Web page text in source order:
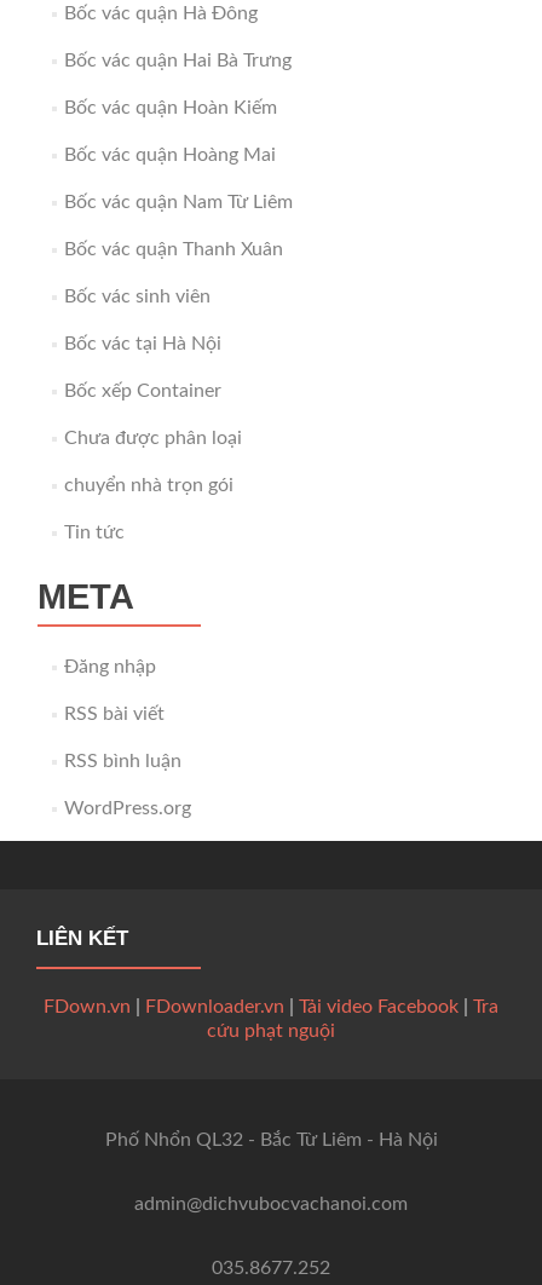
Bốc vác quận Hà Đông
Bốc vác quận Hai Bà Trưng
Bốc vác quận Hoàn Kiếm
Bốc vác quận Hoàng Mai
Bốc vác quận Nam Từ Liêm
Bốc vác quận Thanh Xuân
Bốc vác sinh viên
Bốc vác tại Hà Nội
Bốc xếp Container
Chưa được phân loại
chuyển nhà trọn gói
Tin tức
META
Đăng nhập
RSS bài viết
RSS bình luận
WordPress.org
LIÊN KẾT
FDown.vn FDownloader.vn Tải video Facebook
Tra
cứu phạt nguội
Phố Nhổn QL32 - Bắc Từ Liêm - Hà Nội
admin@dichvubocvachanoi.com
035.8677.252